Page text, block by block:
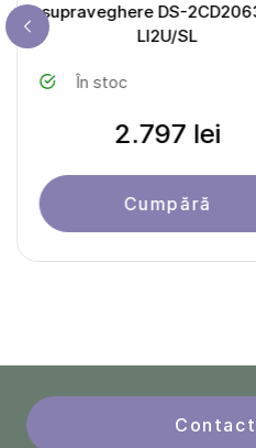
supraveghere DS-
LI2U/SL
În stoc
2.797 lei
Cumpără